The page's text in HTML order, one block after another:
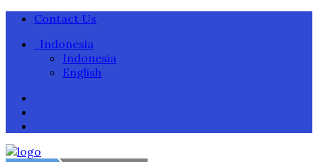
Contact Us
Indonesia
Indonesia
English